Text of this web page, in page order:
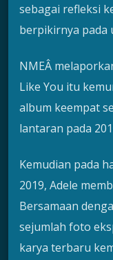
sebagai refleksi
berpikirnya pada
NMEÂ
Like You itu
album keempat
lantaran pada
Kemudian pada
2019, Adele
Bersamaan
sejumlah foto
karya terbaru